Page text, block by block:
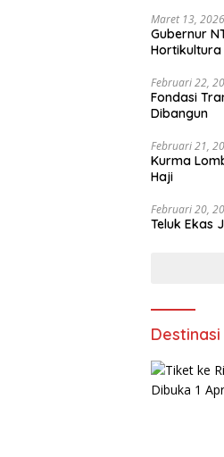
Maret 13, 2026
Gubernur
Hortikultura
Februari 22,
Fondasi
Dibangun
Februari 21,
Kurma
Haji
Februari 20,
Teluk Ekas
Destinasi